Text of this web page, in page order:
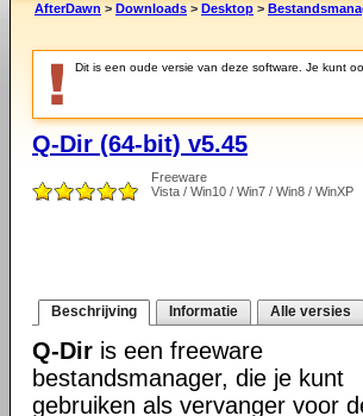
AfterDawn > Downloads > Desktop >
Dit is een oude versie van deze software. Je kunt
Q-Dir (64-bit) v5.45
Freeware
Vista / Win10 / Win7 / Win8 / WinXP
Beschrijving Informatie Alle versies
Q-Dir is een freeware
bestandsmanager, die je kunt
gebruiken als vervanger voor